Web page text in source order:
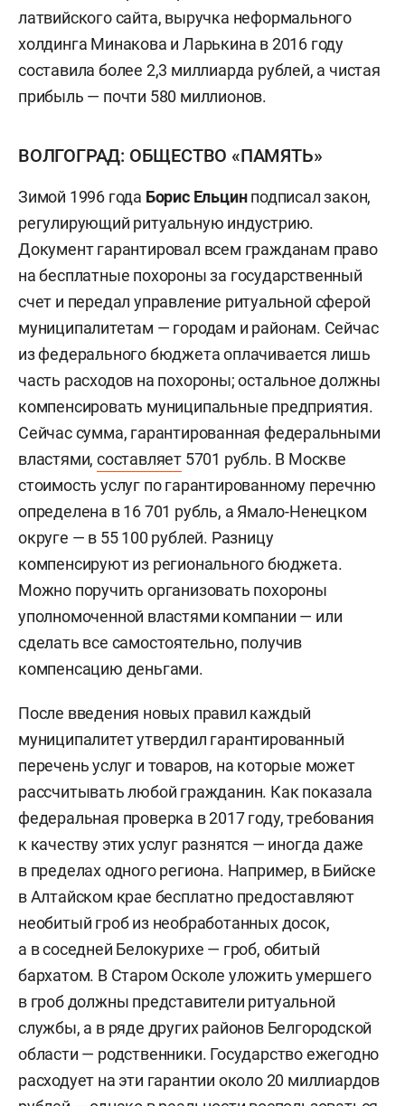
латвийского сайта, выручка неформального
холдинга Минакова и Ларькина в 2016 году
составила более 2,3 миллиарда рублей, а чистая
прибыль — почти 580 миллионов.
ВОЛГОГРАД: ОБЩЕСТВО «ПАМЯТЬ»
Зимой 1996 года Борис Ельцинподписал закон,
регулирующий ритуальную индустрию.
Документ гарантировал всем гражданам право
на бесплатные похороны за государственный
счет и передал управление ритуальной сферой
муниципалитетам — городам и районам. Сейчас
из федерального бюджета оплачивается лишь
часть расходов на похороны; остальное должны
компенсировать муниципальные предприятия.
Сейчас сумма, гарантированная федеральными
властями,составляет 5701 рубль. В Москве
стоимость услуг по гарантированному перечню
определена в 16 701 рубль, а Ямало-Ненецком
округе — в 55 100 рублей. Разницу
компенсируют из регионального бюджета.
Можно поручить организовать похороны
уполномоченной властями компании — или
сделать все самостоятельно, получив
компенсацию деньгами.
После введения новых правил каждый
муниципалитет утвердил гарантированный
перечень услуг и товаров, на которые может
рассчитывать любой гражданин. Как показала
федеральная проверка в 2017 году, требования
к качеству этих услуг разнятся — иногда даже
в пределах одного региона. Например, в Бийске
в Алтайском крае бесплатно предоставляют
необитый гроб из необработанных досок,
а в соседней Белокурихе — гроб, обитый
бархатом. В Старом Осколе уложить умершего
в гроб должны представители ритуальной
службы, а в ряде других районов Белгородской
области — родственники. Государство ежегодно
расходует на эти гарантии около 20 миллиардов